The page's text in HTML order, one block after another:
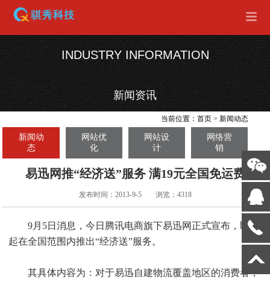
INDUSTRY INFORMATION
新闻资讯
当前位置：首页 >新闻动态
新闻动
态
网站优
化
网站设
计
网络营
销
易迅网推“经济送”服务 满19元全国免运费
发布时间：2013-9-5 浏览：4318
9月5日消息，今日腾讯电商旗下易迅网正式宣布，即日
起在全国范围内推出“经济送”服务。
其具体内容为：对于易迅自建物流覆盖地区的消费者，